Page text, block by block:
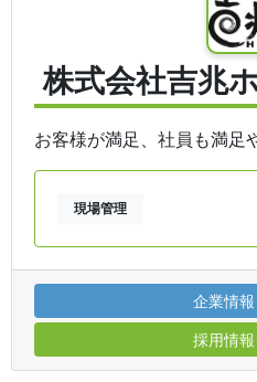
株式会社吉兆
お客様が満足、社員も満足
現場管理
企業情
採用情